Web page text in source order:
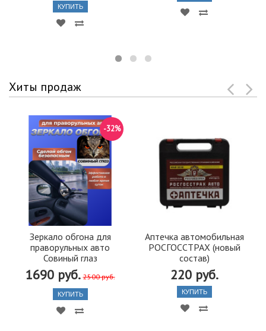
КУПИТЬ
Хиты продаж
Зеркало обгона для
праворульных авто
Совиный глаз
1690 руб. 2500 руб.
-32%
КУПИТЬ
Аптечка автомобильная
РОСГОССТРАХ (новый
состав)
220 руб.
КУПИТЬ